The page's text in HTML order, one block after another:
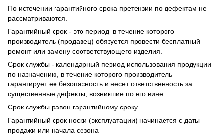
По истечении гарантийного срока претензии по дефектам не
рассматриваются.
Гарантийный срок - это период, в течение которого
производитель (продавец) обязуется провести бесплатный
ремонт или замену соответствующего изделия.
Срок службы - календарный период использования продукции
по назначению, в течение которого производитель
гарантирует ее безопасность и несет ответственность за
существенные дефекты, возникшие по его вине.
Срок службы равен гарантийному сроку.
Гарантийный срок носки (эксплуатации) начинается с даты
продажи или начала сезона